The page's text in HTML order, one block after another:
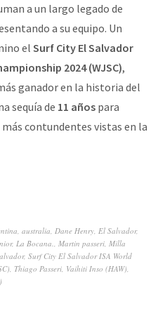
a un largo legado de
a su equipo. Un
el Surf City El Salvador
2024 (WJSC),
ganador en la historia del
sequía de 11 años para
contundentes vistas en la
australia Dane Henry El Salvador,
, La Bocana. Martin passeri Milla
, Surf City El Salvador ISA World
Thiago Passeri Vaihiti Inso (HAW)